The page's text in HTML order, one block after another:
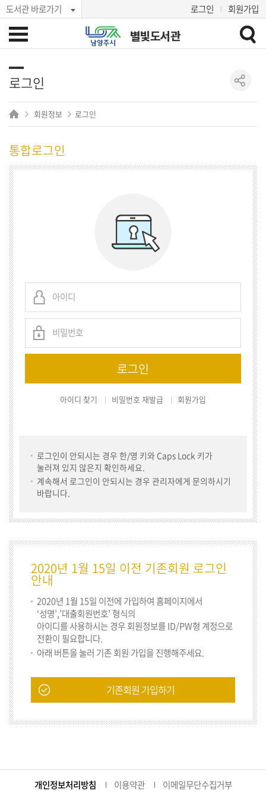
도서관 바로가기 로그인 회원가입
별빛도서관
로그인
회원정보 로그인
통합로그인
아이디 찾기 비밀번호 재발급 회원가입
로그인이 안되시는 경우 한/영 키와 Caps Lock 키가
눌러져 있지 않은지 확인하세요.
계속해서 로그인이 안되시는 경우 관리자에게 문의하시기
바랍니다.
2020년 1월 15일 이전 기존회원 로그인
안내
2020년 1월 15일 이전에 가입하여 홈페이지에서
‘성명’,’대출회원번호’ 형식의
아이디를 사용하시는 경우 회원정보를 ID/PW형 계정으로
전환이 필요합니다.
아래 버튼을 눌러 기존 회원 가입을 진행해주세요.
기존회원 가입하기
개인정보처리방침 이용약관 이메일무단수집거부